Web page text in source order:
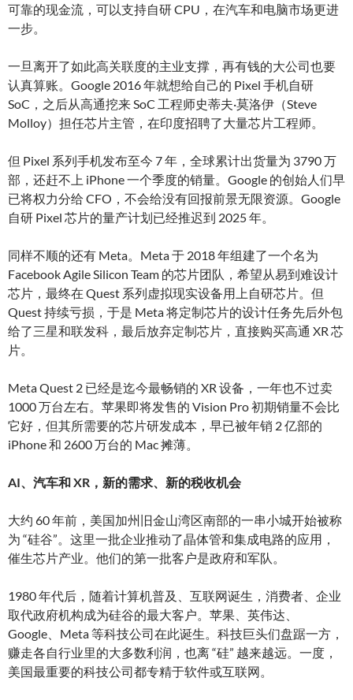
可靠的现金流，可以支持自研 CPU，在汽车和电脑市场更进
一步。
一旦离开了如此高关联度的主业支撑，再有钱的大公司也要
认真算账。Google 2016 年就想给自己的 Pixel 手机自研
SoC，之后从高通挖来 SoC 工程师史蒂夫·莫洛伊（Steve
Molloy）担任芯片主管，在印度招聘了大量芯片工程师。
但 Pixel 系列手机发布至今 7 年，全球累计出货量为 3790 万
部，还赶不上 iPhone 一个季度的销量。Google 的创始人们早
已将权力分给 CFO，不会给没有回报前景无限资源。Google
自研 Pixel 芯片的量产计划已经推迟到 2025 年。
同样不顺的还有 Meta。Meta 于 2018 年组建了一个名为
Facebook Agile Silicon Team 的芯片团队，希望从易到难设计
芯片，最终在 Quest 系列虚拟现实设备用上自研芯片。但
Quest 持续亏损，于是 Meta 将定制芯片的设计任务先后外包
给了三星和联发科，最后放弃定制芯片，直接购买高通 XR 芯
片。
Meta Quest 2 已经是迄今最畅销的 XR 设备，一年也不过卖
1000 万台左右。苹果即将发售的 Vision Pro 初期销量不会比
它好，但其所需要的芯片研发成本，早已被年销 2 亿部的
iPhone 和 2600 万台的 Mac 摊薄。
AI、汽车和 XR，新的需求、新的税收机会
大约 60 年前，美国加州旧金山湾区南部的一串小城开始被称
为 “硅谷”。这里一批企业推动了晶体管和集成电路的应用，
催生芯片产业。他们的第一批客户是政府和军队。
1980 年代后，随着计算机普及、互联网诞生，消费者、企业
取代政府机构成为硅谷的最大客户。苹果、英伟达、
Google、Meta 等科技公司在此诞生。科技巨头们盘踞一方，
赚走各自行业里的大多数利润，也离 “硅” 越来越远。一度，
美国最重要的科技公司都专精于软件或互联网。